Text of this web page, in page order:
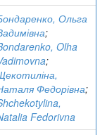
Ольга
;
Olha
;
Федорівна;
Fedorivna